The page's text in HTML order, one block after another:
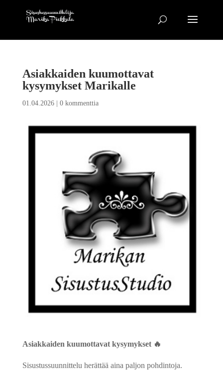
Asiakkaiden kuumottavat
kysymykset Marikalle
01.04.2026| 0 kommenttia
Asiakkaiden kuumottavat kysymykset 🔥
Sisustussuunnittelu herättää aina paljon pohdintoja.